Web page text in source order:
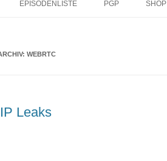
EPISODENLISTE PGP SHOP
WEBRTC
Leaks